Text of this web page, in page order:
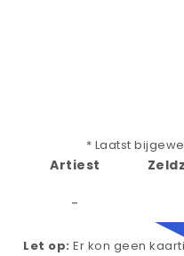
* Laatst
Artiest
-
Let op: Er kon geen